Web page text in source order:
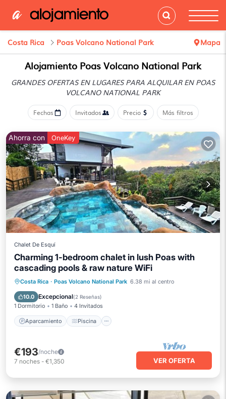
Costa Rica Poas Volcano National Park Mapa
Alojamiento Poas Volcano National Park
GRANDES OFERTAS EN LUGARES PARA ALQUILAR EN POAS
VOLCANO NATIONAL PARK
Fechas Invitados Precio Más filtros
Ahorra con OneKey
Chalet De Esquí
Charming 1-bedroom chalet in lush Poas with
cascading pools & raw nature WiFi
Costa Rica · Poas Volcano National Park 6.38 mi al centro
10.0 Excepcional(2 Reseñas)
1 Dormitorio 1 Baño 4 Invitados
Aparcamiento Piscina
Aparcamiento Piscina
Cocina
Internet
€193/noche
7 noches - €1,350 VER OFERTA